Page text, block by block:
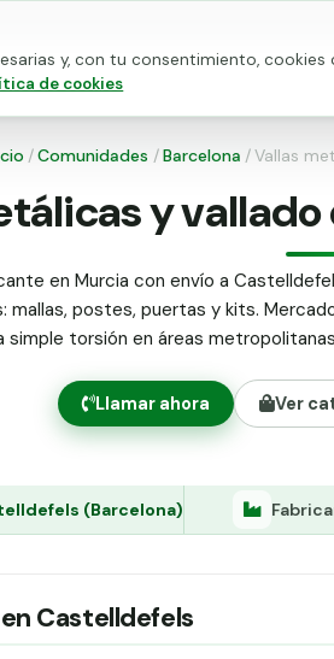
y, con tu consentimiento, cookies
de cookies
Puertas para vallado
/Comunidades /Barcelona /Vallas
y
en Murcia con envío a
mallas, postes, puertas y kits.
simple torsión en áreas
Llamar ahora Ver
(Barcelona)
Castelldefels